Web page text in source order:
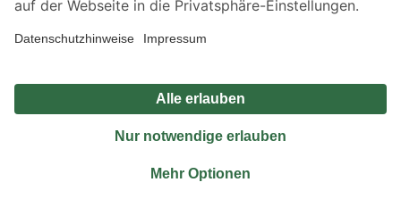
Umständen nicht in allen Märkten verfügbar. Die angegebenen Verfügbarkeiten beziehen
Produkte nur solange der Vorrat reicht.
*Paketversand ab 59 € versandkostenfrei, gilt nicht für Artikel mit Speditionsversand, hier
Privatsphäre Impressum
Nutzungsbedingungen
Widerrufsrecht
Vertrag widerrufen
© 2026 toom Baumarkt GmbH